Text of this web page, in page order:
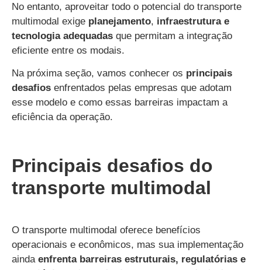
No entanto, aproveitar todo o potencial do transporte
multimodal exige planejamento, infraestrutura e
tecnologia adequadas que permitam a integração
eficiente entre os modais.
Na próxima seção, vamos conhecer os principais
desafios enfrentados pelas empresas que adotam
esse modelo e como essas barreiras impactam a
eficiência da operação.
Principais desafios do
transporte multimodal
O transporte multimodal oferece benefícios
operacionais e econômicos, mas sua implementação
ainda enfrenta barreiras estruturais, regulatórias e